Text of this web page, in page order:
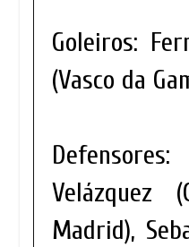
Goleiros:
(Vasco da
Velázquez
Madrid),